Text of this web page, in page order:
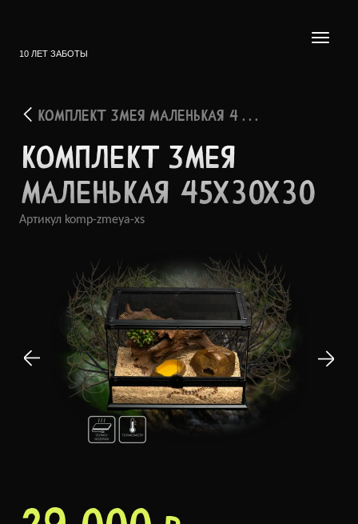
10 ЛЕТ ЗАБОТЫ
КОМПЛЕКТ ЗМЕЯ МАЛЕНЬКАЯ 4 . . .
КОМПЛ­ЕКТ ЗМЕЯ
МАЛЕН­ЬКАЯ 45Х30Х30
Артикул komp-zmeya-xs